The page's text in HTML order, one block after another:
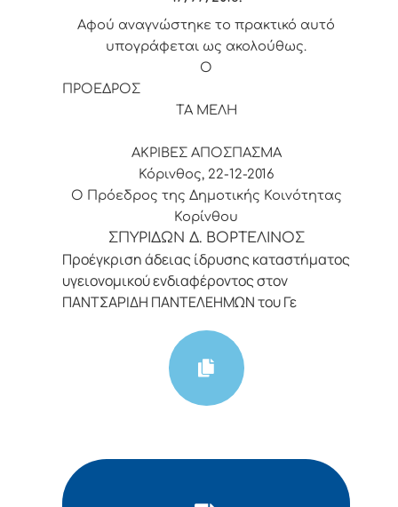
Αφού αναγνώστηκε το πρακτικό αυτό
υπογράφεται ως ακολούθως.
Ο
ΠΡΟΕΔΡΟΣ
ΤΑ ΜΕΛΗ
ΑΚΡΙΒΕΣ ΑΠΟΣΠΑΣΜΑ
Κόρινθος, 22-12-2016
Ο Πρόεδρος της Δημοτικής Κοινότητας
Κορίνθου
ΣΠΥΡΙΔΩΝ Δ. ΒΟΡΤΕΛΙΝΟΣ
Προέγκριση άδειας ίδρυσης καταστήματος
υγειονομικού ενδιαφέροντος στον
ΠΑΝΤΣΑΡΙΔΗ ΠΑΝΤΕΛΕΗΜΩΝ του Γε